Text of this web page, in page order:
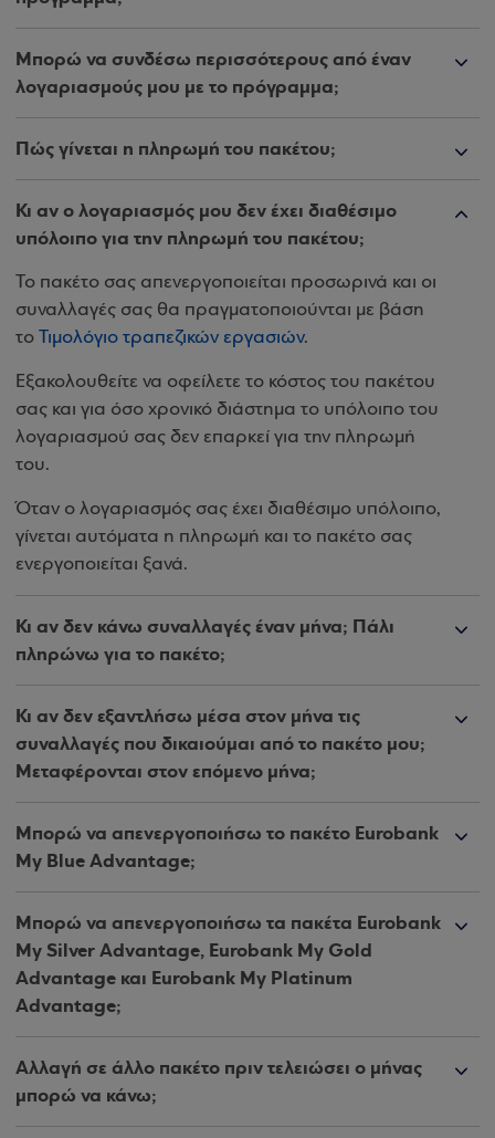
Μπορώ να συνδέσω περισσότερους από έναν
λογαριασμούς μου με το πρόγραμμα;
Πώς γίνεται η πληρωμή του πακέτου;
Κι αν ο λογαριασμός μου δεν έχει διαθέσιμο
υπόλοιπο για την πληρωμή του πακέτου;
Το πακέτο σας απενεργοποιείται προσωρινά και οι
συναλλαγές σας θα πραγματοποιούνται με βάση
το Τιμολόγιο τραπεζικών εργασιών.
Εξακολουθείτε να οφείλετε το κόστος του πακέτου
σας και για όσο χρονικό διάστημα το υπόλοιπο του
λογαριασμού σας δεν επαρκεί για την πληρωμή
του.
Όταν ο λογαριασμός σας έχει διαθέσιμο υπόλοιπο,
γίνεται αυτόματα η πληρωμή και το πακέτο σας
ενεργοποιείται ξανά.
Κι αν δεν κάνω συναλλαγές έναν μήνα; Πάλι
πληρώνω για το πακέτο;
Κι αν δεν εξαντλήσω μέσα στον μήνα τις
συναλλαγές που δικαιούμαι από το πακέτο μου;
Μεταφέρονται στον επόμενο μήνα;
Μπορώ να απενεργοποιήσω το πακέτο Eurobank
My Blue Advantage;
Μπορώ να απενεργοποιήσω τα πακέτα Eurobank
My Silver Advantage, Eurobank My Gold
Advantage και Eurobank My Platinum
Advantage;
Αλλαγή σε άλλο πακέτο πριν τελειώσει ο μήνας
μπορώ να κάνω;